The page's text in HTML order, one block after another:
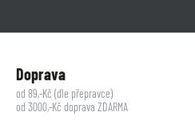
Doprava
od 89,-Kč (dle přepravce)
od 3000,-Kč doprava ZDARMA